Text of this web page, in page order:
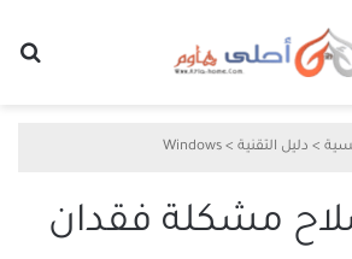
> دليل التقنية >
Windows
مشكلة فقدان